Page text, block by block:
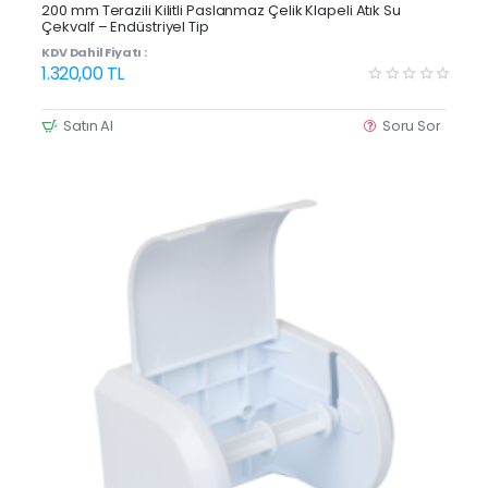
200 mm Terazili Kilitli Paslanmaz Çelik Klapeli Atık Su
Çekvalf – Endüstriyel Tip
KDV Dahil Fiyatı :
1.320,00 TL
Satın Al Soru Sor